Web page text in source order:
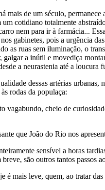
mais de um século,
cotidiano totalmente
nem para ir à farmácia...
gabinetes, pois a urgência
as ruas sem iluminação, o
galgar a inútil e movediça
a neurastenia até a loucura
dessas artérias
rodas da populaça:
vagabundo, cheio de
que João do Rio nos
sensível a horas
são outros tantos passos
é mais leve, quem, ao tratar